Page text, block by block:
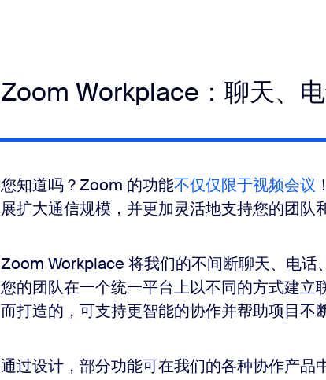
Zoom Workplace：聊天、
您知道吗？Zoom 的功能不仅仅限于视频会议
展扩大通信规模，并更加灵活地支持您的团队
Zoom Workplace 将我们的不间断聊天、电话
您的团队在一个统一平台上以不同的方式建立
而打造的，可支持更智能的协作并帮助项目不
通过设计，部分功能可在我们的各种协作产品